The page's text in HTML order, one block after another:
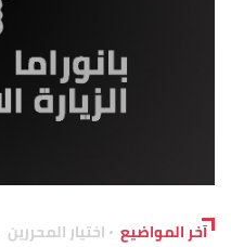
آخر المواضيع اختيار المحررين